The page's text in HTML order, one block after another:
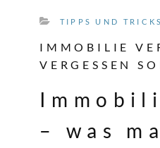
TIPPS UND TRICKS
IMMOBILIE
VERGESSEN
– was